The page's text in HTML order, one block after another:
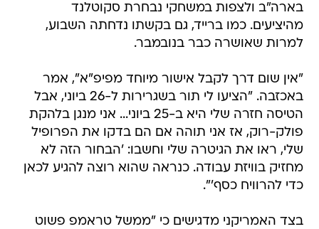
בארה"ב ולצפות במשחקי נבחרת סקוטלנד
מהיציעים. כמו ברייד, גם בקשתו נדחתה השבוע,
למרות שאושרה כבר בנובמבר.
"אין שום דרך לקבל אישור מיוחד מפיפ"א", אמר
באכזבה. "הציעו לי תור בשגרירות ל-26 ביוני, אבל
הטיסה חזרה שלי היא ב-25 ביוני... אני מנגן בלהקת
פולק-רוק, אז אני תוהה אם הם בדקו את הפרופיל
שלי, ראו את הגיטרה שלי וחשבו: 'הבחור הזה לא
מחזיק בוויזת עבודה. כנראה שהוא רוצה להגיע לכאן
כדי להרוויח כסף'".
בצד האמריקני מדגישים כי "ממשל טראמפ פשוט